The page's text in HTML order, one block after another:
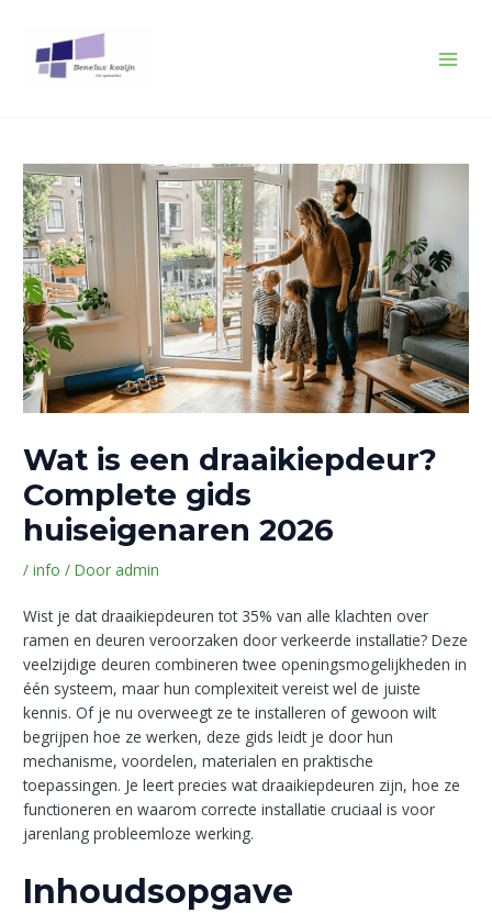
Wat is een draaikiepdeur?
Complete gids
huiseigenaren 2026
/info / Door admin
Wist je dat draaikiepdeuren tot 35% van alle klachten over
ramen en deuren veroorzaken door verkeerde installatie? Deze
veelzijdige deuren combineren twee openingsmogelijkheden in
één systeem, maar hun complexiteit vereist wel de juiste
kennis. Of je nu overweegt ze te installeren of gewoon wilt
begrijpen hoe ze werken, deze gids leidt je door hun
mechanisme, voordelen, materialen en praktische
toepassingen. Je leert precies wat draaikiepdeuren zijn, hoe ze
functioneren en waarom correcte installatie cruciaal is voor
jarenlang probleemloze werking.
Inhoudsopgave
navigatie